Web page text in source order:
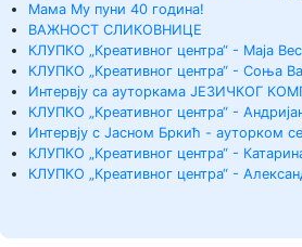
Мама Му пуни 40 година!
ВАЖНОСТ СЛИКОВНИЦЕ
КЛУПКО „Креативног центра“ - Маја
КЛУПКО „Креативног центра“ - Соња
Интервју са ауторкама ЈЕЗИЧКОГ
КЛУПКО „Креативног центра“ -
Интервју с Јасном Бркић - ауторком
КЛУПКО „Креативног центра“ -
КЛУПКО „Креативног центра“ -